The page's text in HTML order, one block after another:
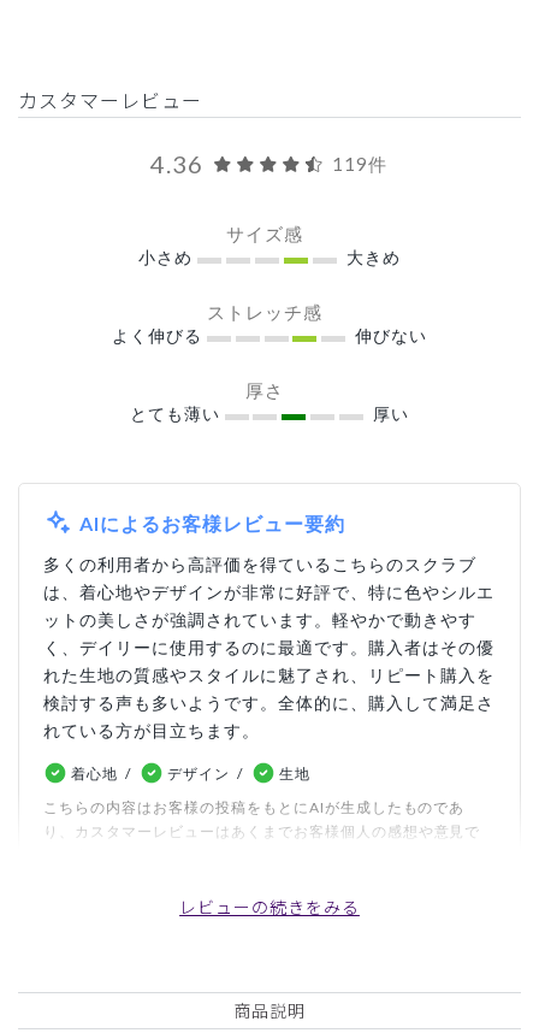
カスタマーレビュー
4.36 119件
サイズ感
小さめ 大きめ
ストレッチ感
よく伸びる 伸びない
厚さ
とても薄い 厚い
AIによるお客様レビュー要約
多くの利用者から高評価を得ているこちらのスクラブ
は、着心地やデザインが非常に好評で、特に色やシルエ
ットの美しさが強調されています。軽やかで動きやす
く、デイリーに使用するのに最適です。購入者はその優
れた生地の質感やスタイルに魅了され、リピート購入を
検討する声も多いようです。全体的に、購入して満足さ
れている方が目立ちます。
着心地 デザイン
生地
こちらの内容はお客様の投稿をもとにAIが生成したものであ
り、カスタマーレビューはあくまでお客様個人の感想や意見で
レビューの続きをみる
商品説明